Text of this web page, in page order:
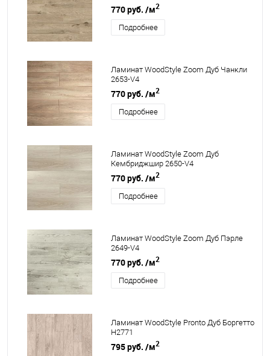
770 руб. /м2
Подробнее
Ламинат WoodStyle Zoom Дуб Чанкли
2653-V4
770 руб. /м2
Подробнее
Ламинат WoodStyle Zoom Дуб
Кембриджшир 2650-V4
770 руб. /м2
Подробнее
Ламинат WoodStyle Zoom Дуб Пэрле
2649-V4
770 руб. /м2
Подробнее
Ламинат WoodStyle Pronto Дуб Боргетто
H2771
795 руб. /м2